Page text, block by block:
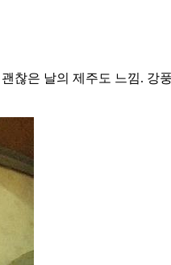
찮은 날의 제주도 느낌. 강